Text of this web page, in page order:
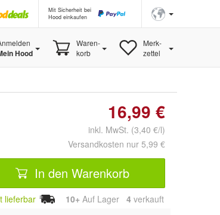
Mit Sicherheit bei
Hood einkaufen
Hood
Waren-
korb
Merk-
zettel
16,99 €
inkl. MwSt. (3,40 €/l)
Versandkosten nur 5,99 €
In den Warenkorb
lieferbar 10+ Auf Lager 4 verkauft